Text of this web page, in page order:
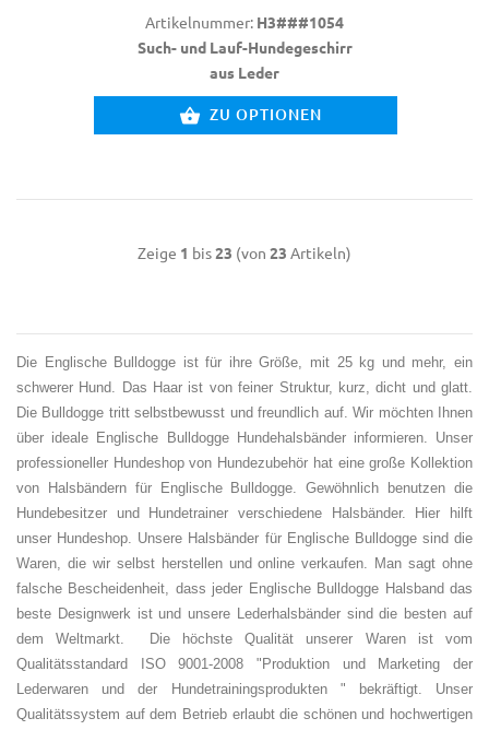
Artikelnummer: H3###1054
Such- und Lauf-Hundegeschirr
aus Leder
ZU OPTIONEN
Zeige 1 bis23 (von 23 Artikeln)
Die Englische Bulldogge ist für ihre Größe, mit 25 kg und mehr, ein
schwerer Hund. Das Haar ist von feiner Struktur, kurz, dicht und glatt.
Die Bulldogge tritt selbstbewusst und freundlich auf. Wir möchten Ihnen
über ideale Englische Bulldogge Hundehalsbänder informieren. Unser
professioneller Hundeshop von Hundezubehör hat eine große Kollektion
von Halsbändern für Englische Bulldogge. Gewöhnlich benutzen die
Hundebesitzer und Hundetrainer verschiedene Halsbänder. Hier hilft
unser Hundeshop. Unsere Halsbänder für Englische Bulldogge sind die
Waren, die wir selbst herstellen und online verkaufen. Man sagt ohne
falsche Bescheidenheit, dass jeder Englische Bulldogge Halsband das
beste Designwerk ist und unsere Lederhalsbänder sind die besten auf
dem Weltmarkt. Die höchste Qualität unserer Waren ist vom
Qualitätsstandard ISO 9001-2008 "Produktion und Marketing der
Lederwaren und der Hundetrainingsprodukten " bekräftigt. Unser
Qualitätssystem auf dem Betrieb erlaubt die schönen und hochwertigen